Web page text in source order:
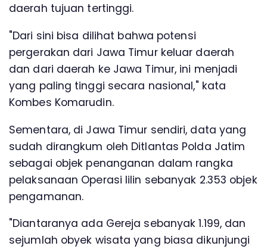
daerah tujuan tertinggi.
"Dari sini bisa dilihat bahwa potensi
pergerakan dari Jawa Timur keluar daerah
dan dari daerah ke Jawa Timur, ini menjadi
yang paling tinggi secara nasional," kata
Kombes Komarudin.
Sementara, di Jawa Timur sendiri, data yang
sudah dirangkum oleh Ditlantas Polda Jatim
sebagai objek penanganan dalam rangka
pelaksanaan Operasi lilin sebanyak 2.353 objek
pengamanan.
"Diantaranya ada Gereja sebanyak 1.199, dan
sejumlah obyek wisata yang biasa dikunjungi